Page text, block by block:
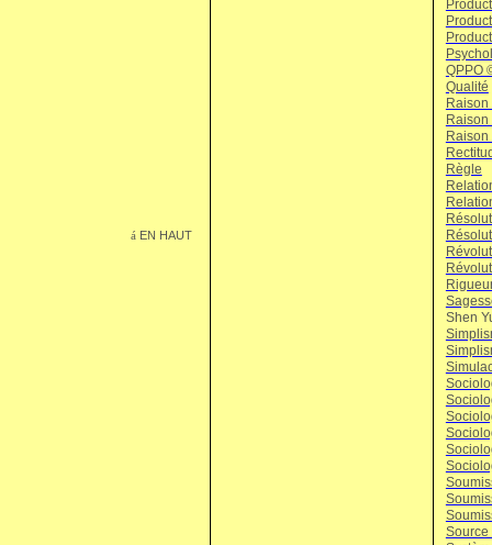
QPPO
Qualité
Règle
á EN HAUT
Shen
Source